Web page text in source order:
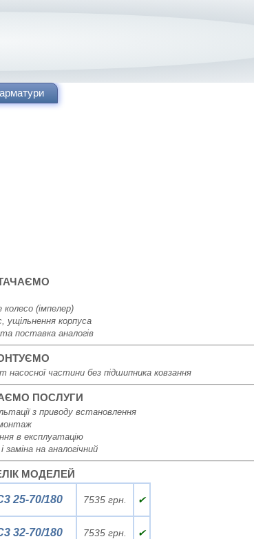
арматури
колесо (імпелер)
ущільнення корпуса
та поставка аналогів
насосної частини без підшипника ковзання
ПОСЛУГИ
з приводу встановлення
в експлуатацію
і заміна на аналогічний
МОДЕЛЕЙ
25-70/180 7535 грн. ✔
32-70/180 7535 грн. ✔